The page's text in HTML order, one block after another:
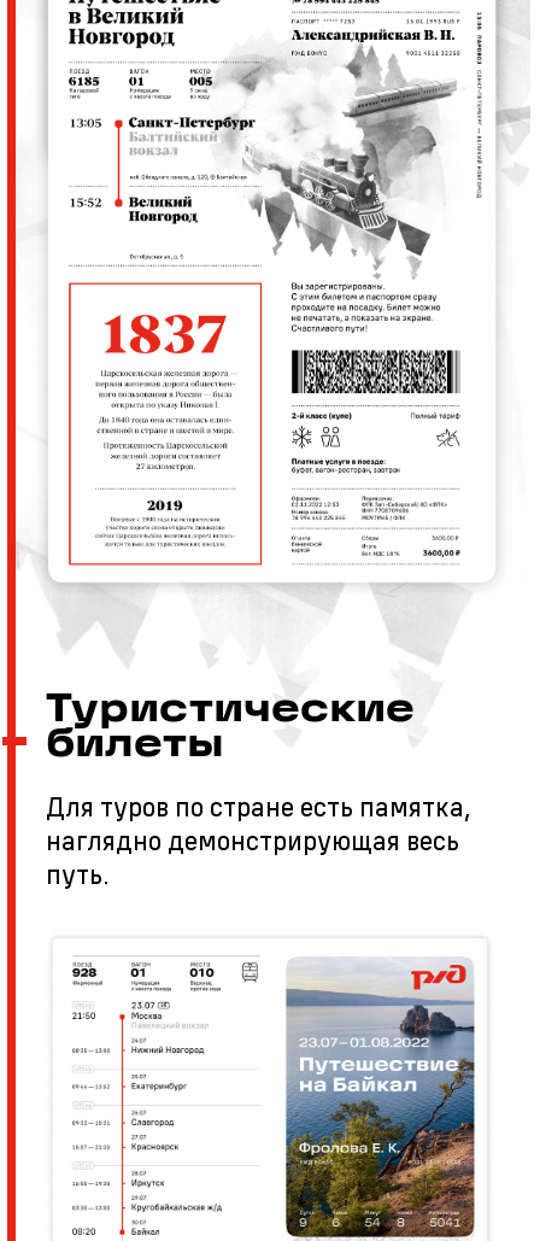
На билете — интересные факты
о маршруте и паровозе
Туристические
билеты
Для туров по стране есть памятка,
наглядно демонстрирующая весь
путь.